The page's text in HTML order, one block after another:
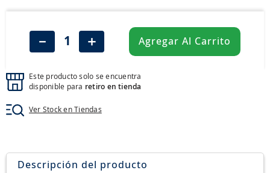
＋
－ Agregar Al Carrito
Este producto solo se encuentra
disponible para retiro en tienda
Ver Stock en Tiendas
Descripción del producto
255
neumáticos 235